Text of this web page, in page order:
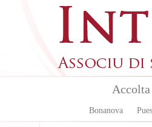
Accolta
Bonanova